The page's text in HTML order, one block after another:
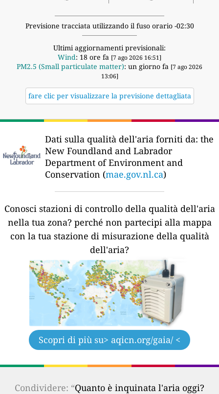
Previsione tracciata utilizzando il fuso orario -02:30
Ultimi aggiornamenti previsionali:
Wind: 18 ore fa [7 ago 2026 16:51]
PM2.5 (Small particulate matter): un giorno fa [7 ago 2026
13:06]
fare clic per visualizzare la previsione dettagliata
Dati sulla qualità dell'aria forniti da: the
New Foundland and Labrador
Department of Environment and
Conservation (mae.gov.nl.ca)
Conosci stazioni di controllo della qualità dell'aria
nella tua zona? perché non partecipi alla mappa
con la tua stazione di misurazione della qualità
dell'aria?
Scopri di più su> aqicn.org/gaia/ <
Condividere: “Quanto è inquinata l'aria oggi?